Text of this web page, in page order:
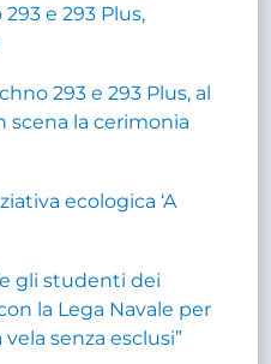
e 293 Plus,
293 e 293 Plus, al
scena la cerimonia
ecologica ‘A
gli studenti dei
la Lega Navale per
senza esclusi”